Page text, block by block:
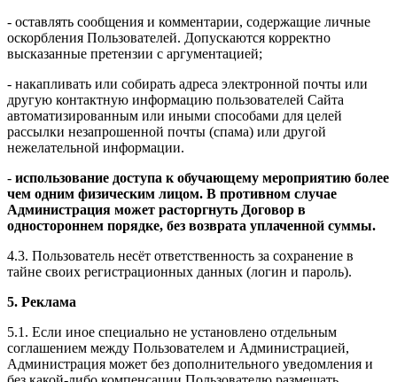
- оставлять сообщения и комментарии, содержащие личные
оскорбления Пользователей. Допускаются корректно
высказанные претензии с аргументацией;
- накапливать или собирать адреса электронной почты или
другую контактную информацию пользователей Сайта
автоматизированным или иными способами для целей
рассылки незапрошенной почты (спама) или другой
нежелательной информации.
- использование доступа к обучающему мероприятию более
чем одним физическим лицом. В противном случае
Администрация может расторгнуть Договор в
одностороннем порядке, без возврата уплаченной суммы.
4.3. Пользователь несёт ответственность за сохранение в
тайне своих регистрационных данных (логин и пароль).
5. Реклама
5.1. Если иное специально не установлено отдельным
соглашением между Пользователем и Администрацией,
Администрация может без дополнительного уведомления и